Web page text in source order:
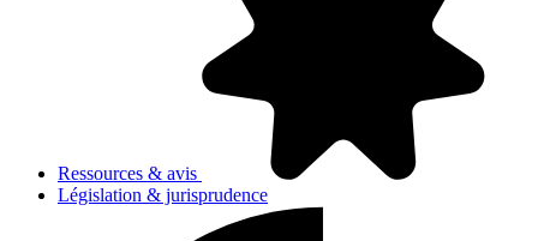
Ressources & avis
Législation & jurisprudence